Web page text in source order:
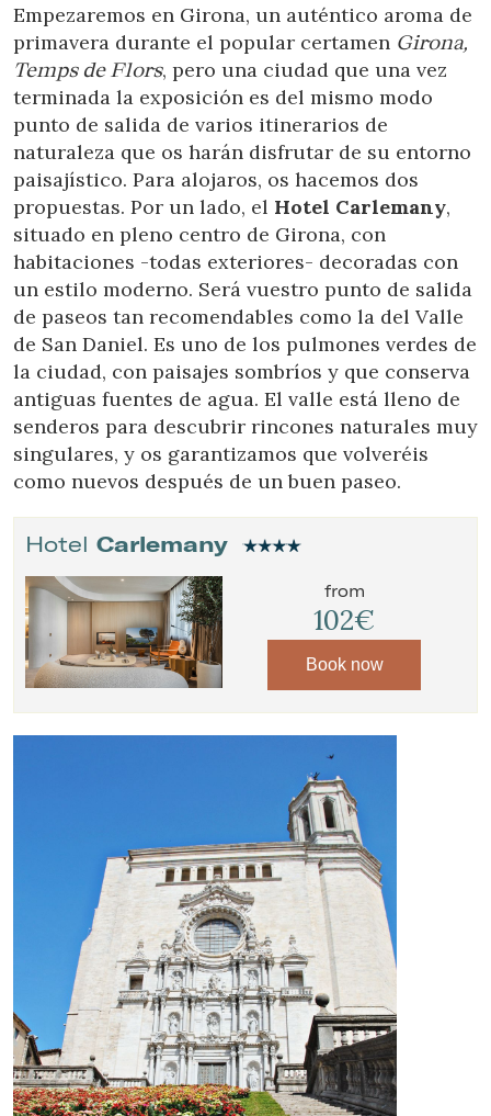
Empezaremos en Girona, un auténtico aroma de
primavera durante el popular certamen Girona,
Temps de Flors, pero una ciudad que una vez
terminada la exposición es del mismo modo
punto de salida de varios itinerarios de
naturaleza que os harán disfrutar de su entorno
paisajístico. Para alojaros, os hacemos dos
propuestas. Por un lado, el Hotel Carlemany,
situado en pleno centro de Girona, con
habitaciones -todas exteriores- decoradas con
un estilo moderno. Será vuestro punto de salida
de paseos tan recomendables como la del Valle
de San Daniel. Es uno de los pulmones verdes de
la ciudad, con paisajes sombríos y que conserva
antiguas fuentes de agua. El valle está lleno de
senderos para descubrir rincones naturales muy
singulares, y os garantizamos que volveréis
como nuevos después de un buen paseo.
Hotel Carlemany
from
102€
Book now